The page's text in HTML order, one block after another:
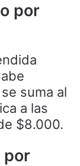
por
suma al
a las
$8.000.
por